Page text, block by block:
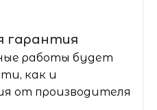
гарантия
работы будет
как и
от производителя